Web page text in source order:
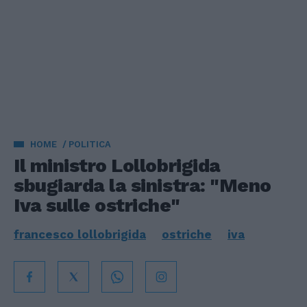
HOME POLITICA
Il ministro Lollobrigida
sbugiarda la sinistra: "Meno
Iva sulle ostriche"
francesco lollobrigida ostriche iva